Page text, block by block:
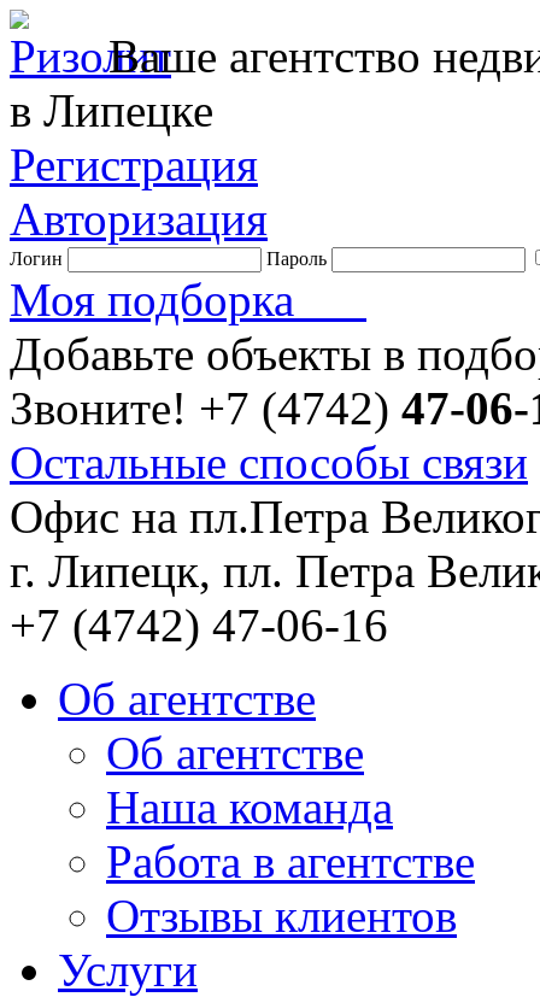
Ваше агентство
в Липецке
Регистрация
Авторизация
Логин Пароль
Моя подборка
Добавьте объекты в
Звоните! +7 (4742) 47-06-
Остальные способы связи
Офис на пл.Петра
г. Липецк, пл. Петра
+7 (4742) 47-06-16
Об агентстве
Об агентстве
Наша команда
Работа в агентстве
Отзывы клиентов
Услуги